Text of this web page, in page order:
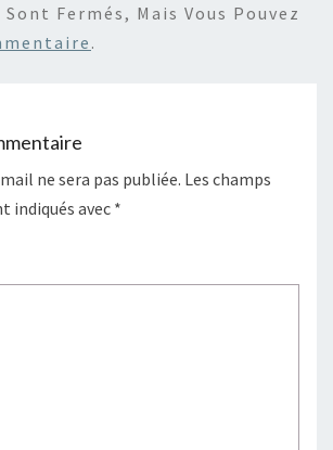
Fermés, Mais Vous Pouvez
.
ne sera pas publiée. Les champs
indiqués avec *